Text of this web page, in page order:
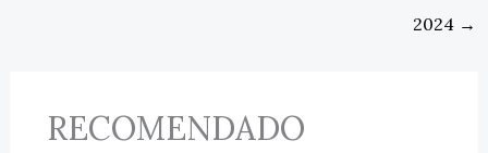
2024 →
RECOMENDADO